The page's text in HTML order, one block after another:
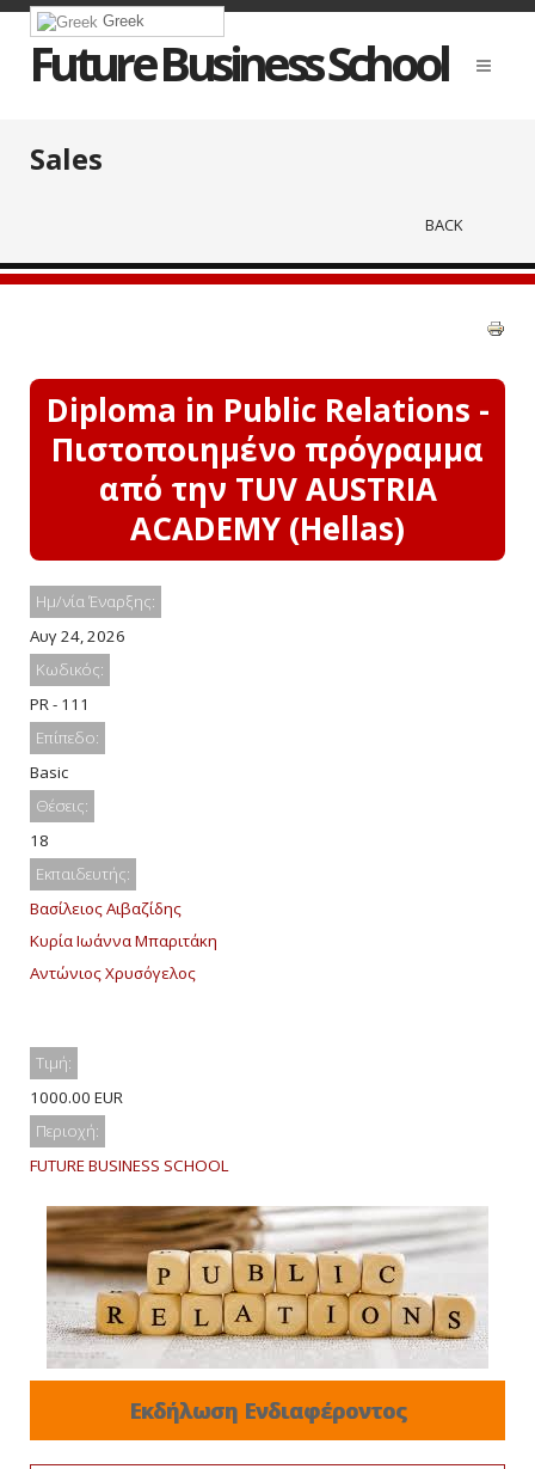
Greek
Future Business School
Sales
BACK
Diploma in Public Relations -
Πιστοποιημένο πρόγραμμα
από την TUV AUSTRIA
ACADEMY (Hellas)
Ημ/νία Έναρξης:
Αυγ 24, 2026
Κωδικός:
PR - 111
Επίπεδο:
Basic
Θέσεις:
18
Εκπαιδευτής:
Βασίλειος Αιβαζίδης
Κυρία Ιωάννα Μπαριτάκη
Αντώνιος Χρυσόγελος
Τιμή:
1000.00 EUR
Περιοχή:
FUTURE BUSINESS SCHOOL
Εκδήλωση Ενδιαφέροντος